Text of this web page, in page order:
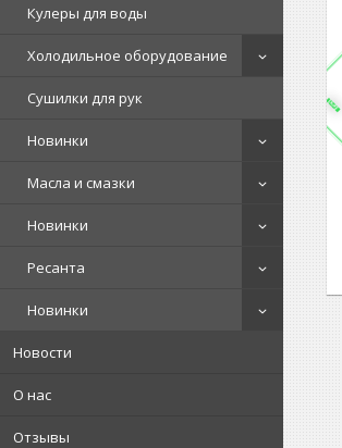
Кулеры для воды
Холодильное оборудование
Сушилки для рук
Новинки
Масла и смазки
Новинки
Ресанта
Новинки
Новости
О нас
Отзывы